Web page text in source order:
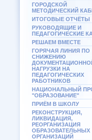
ГОРОДСКОЙ
МЕТОДИЧЕСКИЙ
ИТОГОВЫЕ ОТЧЁТЫ
РУКОВОДЯЩИЕ И
ПЕДАГОГИЧЕСКИЕ
РЕШАЕМ ВМЕСТЕ
ГОРЯЧАЯ ЛИНИЯ ПО
СНИЖЕНИЮ
НАГРУЗКИ НА
ПЕДАГОГИЧЕСКИХ
РАБОТНИКОВ
НАЦИОНАЛЬНЫЙ
"ОБРАЗОВАНИЕ"
ПРИЁМ В ШКОЛУ
РЕКОНСТРУКЦИЯ,
ЛИКВИДАЦИЯ,
РЕОРГАНИЗАЦИЯ
ОБРАЗОВАТЕЛЬНЫХ
ОРГАНИЗАЦИЙ